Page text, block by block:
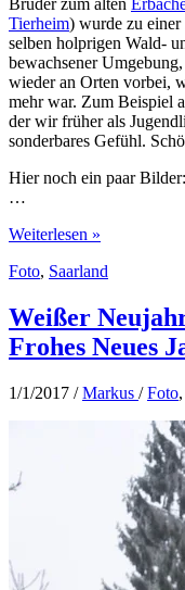
Bruder zum alten
Tierheim) wurde zu
selben holprigen Wald-
bewachsener
wieder an Orten vorbei,
mehr war. Zum Beispiel
der wir früher als
sonderbares Gefühl.
Hier noch ein paar Bilder:
…
Heimaturlaub
Saarland
Reise
zurück
in
Vergangenheit
Weiterlesen »
Foto, Saarland
Weißer
Frohes Neues
1/1/2017 /Markus /Foto,